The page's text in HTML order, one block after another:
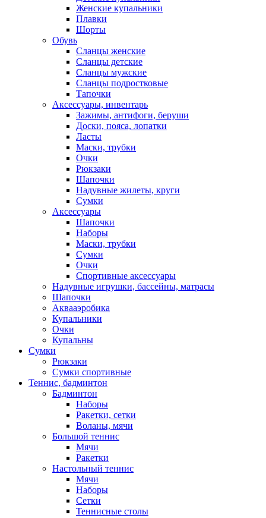
Женские купальники
Плавки
Шорты
Обувь
Сланцы женские
Сланцы детские
Сланцы мужские
Сланцы подростковые
Тапочки
Аксессуары, инвентарь
Зажимы, антифоги, беруши
Доски, пояса, лопатки
Ласты
Маски, трубки
Очки
Рюкзаки
Шапочки
Надувные жилеты, круги
Сумки
Аксессуары
Шапочки
Наборы
Маски, трубки
Сумки
Очки
Спортивные аксессуары
Надувные игрушки, бассейны, матрасы
Шапочки
Аквааэробика
Купальники
Очки
Купальны
Сумки
Рюкзаки
Сумки спортивные
Теннис, бадминтон
Бадминтон
Наборы
Ракетки, сетки
Воланы, мячи
Большой теннис
Мячи
Ракетки
Настольный теннис
Мячи
Наборы
Сетки
Теннисные столы